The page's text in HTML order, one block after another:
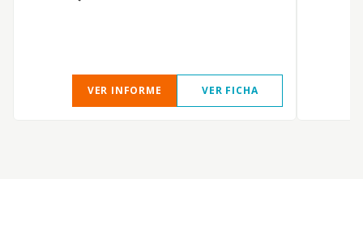
VER INFORME VER FICHA